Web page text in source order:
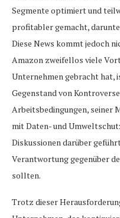
Segmente optimiert und
profitabler gemacht,
Diese News kommt jedoch
Amazon zweifellos viele
Unternehmen gebracht hat,
Gegenstand von
Arbeitsbedingungen, seiner
mit Daten- und
Diskussionen darüber
Verantwortung gegenüber
sollten.
Trotz dieser